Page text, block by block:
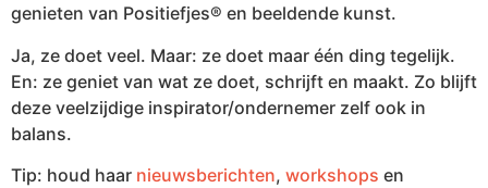
genieten van Positiefjes® en beeldende kunst.
Ja, ze doet veel. Maar: ze doet maar één ding tegelijk.
En: ze geniet van wat ze doet, schrijft en maakt. Zo blijft
deze veelzijdige inspirator/ondernemer zelf ook in
balans.
Tip: houd haar nieuwsberichten, workshops en